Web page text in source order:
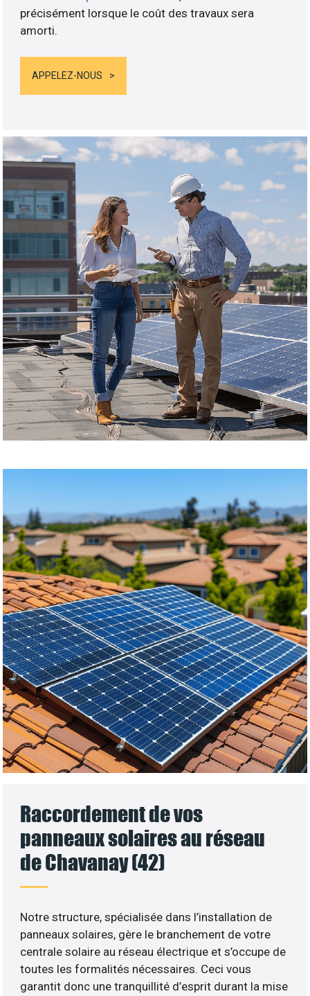
précisément lorsque le coût des travaux sera
amorti.
APPELEZ-NOUS
Raccordement de vos
panneaux solaires au réseau
de Chavanay (42)
Notre structure, spécialisée dans l’installation de
panneaux solaires, gère le branchement de votre
centrale solaire au réseau électrique et s’occupe de
toutes les formalités nécessaires. Ceci vous
garantit donc une tranquillité d’esprit durant la mise